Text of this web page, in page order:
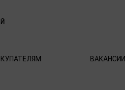
ВАКАНСИИ